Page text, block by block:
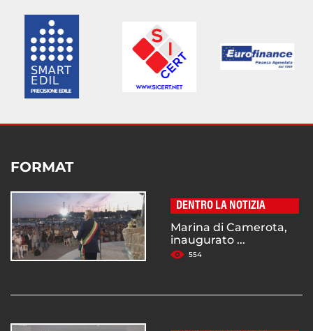
FORMAT
DENTRO LA NOTIZIA
Marina di Camerota,
inaugurato ...
554